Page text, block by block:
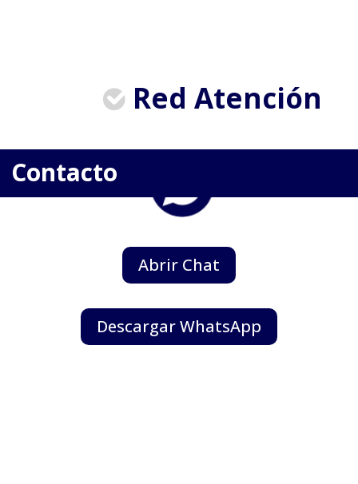
Contacto
Red Atención
Abrir Chat
Descargar WhatsApp